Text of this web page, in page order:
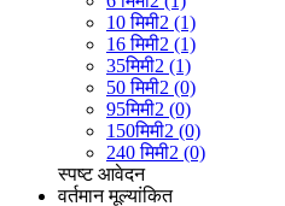
10 मिमी2 (1)
16 मिमी2 (1)
35मिमी2 (1)
50 मिमी2 (0)
95मिमी2 (0)
150मिमी2 (0)
240 मिमी2 (0)
स्पष्ट आवेदन
वर्तमान मूल्यांकित